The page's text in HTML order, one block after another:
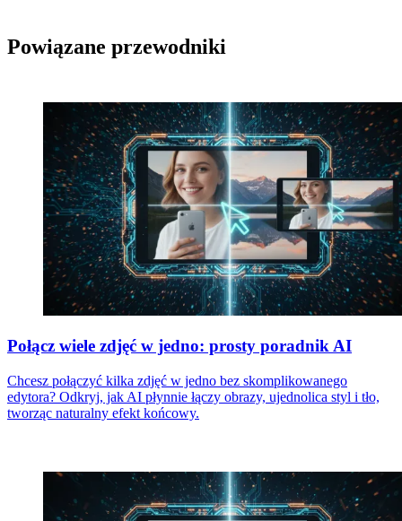
Powiązane przewodniki
Połącz wiele zdjęć w jedno: prosty poradnik AI
Chcesz połączyć kilka zdjęć w jedno bez skomplikowanego
edytora? Odkryj, jak AI płynnie łączy obrazy, ujednolica styl i tło,
tworząc naturalny efekt końcowy.